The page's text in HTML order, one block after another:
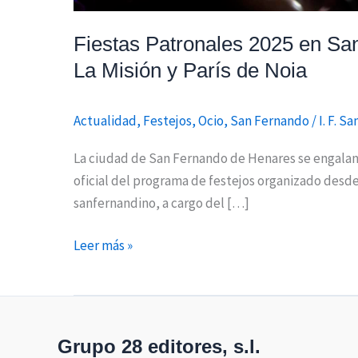
Fiestas Patronales 2025 en
La Misión y París de Noia
Actualidad, Festejos,Ocio, San Fernando/I. F.
La ciudad de San Fernando de Henares se
oficial del programa de festejos organizado
sanfernandino, a cargo del […]
Noia
Leer más »
Grupo 28 editores, s.l.